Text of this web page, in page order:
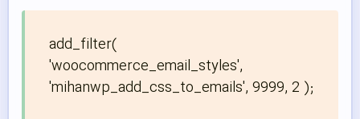
add_filter(
'woocommerce_email_styles',
'mihanwp_add_css_to_emails', 9999, 2 );